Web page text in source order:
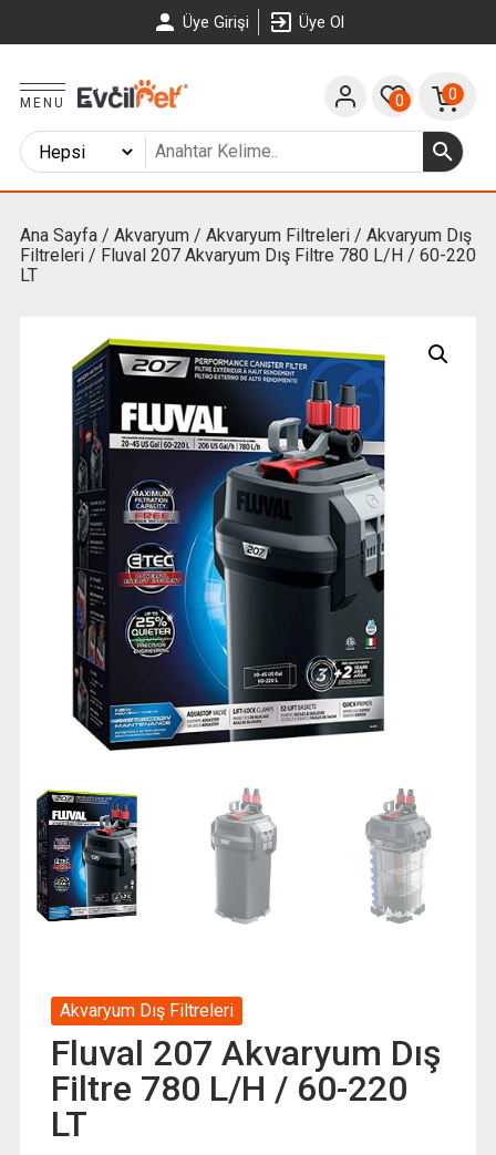
Üye Girişi Üye Ol
MENU 0 0
Ana Sayfa/ Akvaryum/ Akvaryum Filtreleri/ Akvaryum Dış
Filtreleri/ Fluval 207 Akvaryum Dış Filtre 780 L/H / 60-220
LT
Akvaryum Dış Filtreleri
Fluval 207 Akvaryum Dış
Filtre 780 L/H / 60-220
LT